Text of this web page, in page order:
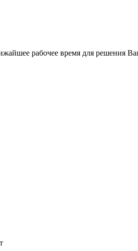
рабочее время для решения